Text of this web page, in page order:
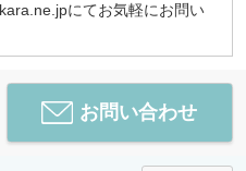
にてお気軽にお問い
お問い合わせ